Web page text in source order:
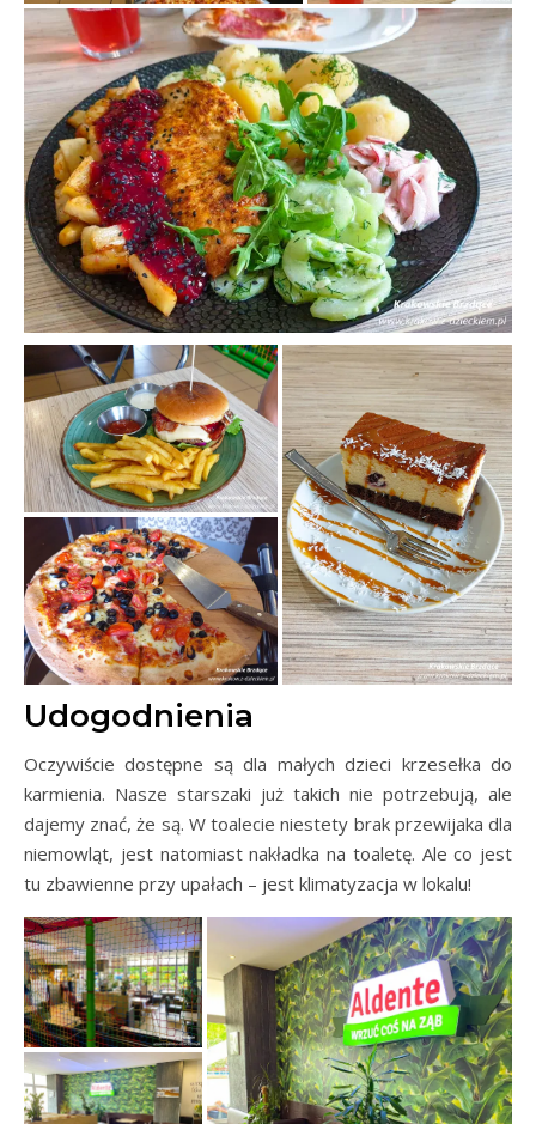
Udogodnienia
Oczywiście dostępne są dla małych dzieci krzesełka do
karmienia. Nasze starszaki już takich nie potrzebują, ale
dajemy znać, że są. W toalecie niestety brak przewijaka dla
niemowląt, jest natomiast nakładka na toaletę. Ale co jest
tu zbawienne przy upałach – jest klimatyzacja w lokalu!